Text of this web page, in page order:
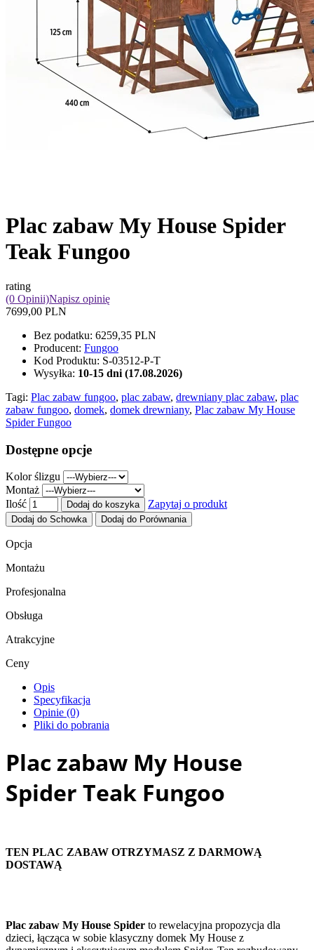
Plac zabaw My House Spider
Teak Fungoo
rating
(0 Opinii)Napisz opinię
7699,00 PLN
Bez podatku: 6259,35 PLN
Producent: Fungoo
Kod Produktu: S-03512-P-T
Wysyłka: 10-15 dni (17.08.2026)
Tagi: Plac zabaw fungoo, plac zabaw, drewniany plac zabaw, plac
zabaw fungoo, domek, domek drewniany, Plac zabaw My House
Spider Fungoo
Dostępne opcje
Kolor ślizgu
Montaż
Ilość
Dodaj do koszyka Zapytaj o produkt
Dodaj do Schowka Dodaj do Porównania
Opcja
Montażu
Profesjonalna
Obsługa
Atrakcyjne
Ceny
Opis
Specyfikacja
Opinie (0)
Pliki do pobrania
Plac zabaw My House
Spider Teak Fungoo
TEN PLAC ZABAW OTRZYMASZ Z DARMOWĄ
DOSTAWĄ
Plac zabaw My House Spider to rewelacyjna propozycja dla
dzieci, łącząca w sobie klasyczny domek My House z